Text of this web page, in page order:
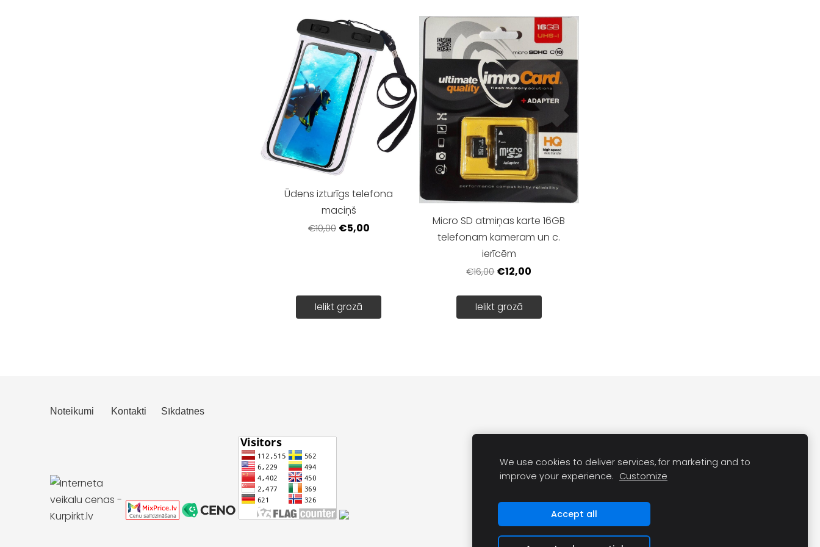
Ūdens izturīgs telefona
maciņš
€10,00 €5,00
Ielikt grozā
Micro SD atmiņas karte 16GB
telefonam kameram un c.
ierīcēm
€16,00 €12,00
Ielikt grozā
Noteikumi Kontakti Sīkdatnes
We use cookies to deliver services, for marketing and to
improve your experience. Customize
Accept all